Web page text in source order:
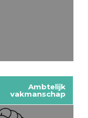
Ambtelijk
vakmanschap